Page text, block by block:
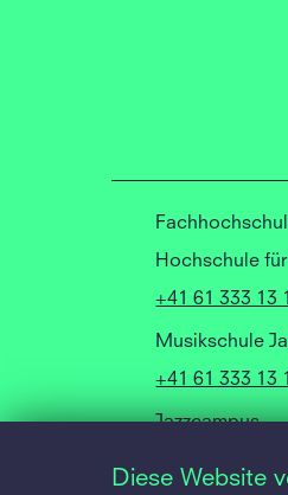
Hochschule
+41 61 333 13
Musikschule
+41 61 333 13
Jazzcampus
Diese Website